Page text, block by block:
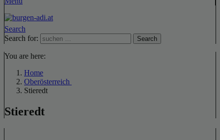
Search
Search for:
Search
You are here:
Home
Oberösterreich
Stieredt
Stieredt